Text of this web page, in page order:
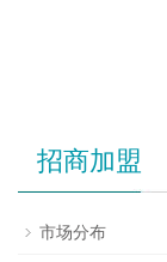
招商加盟
市场分布